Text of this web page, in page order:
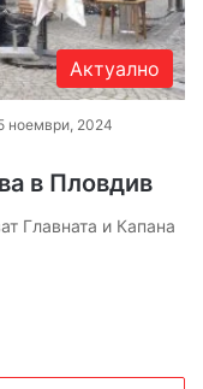
Актуално
ноември, 2024
в Пловдив
Главната и Капана